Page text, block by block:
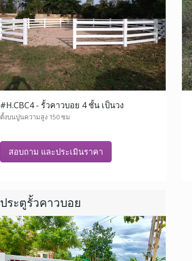
#H.CBC4 - รั้วคาวบอย 4 ชั้น เป็นวง
ตั้งบนปูนความสูง 150 ซม
สอบถาม และประเมินราคา
ประตูรั้วคาวบอย